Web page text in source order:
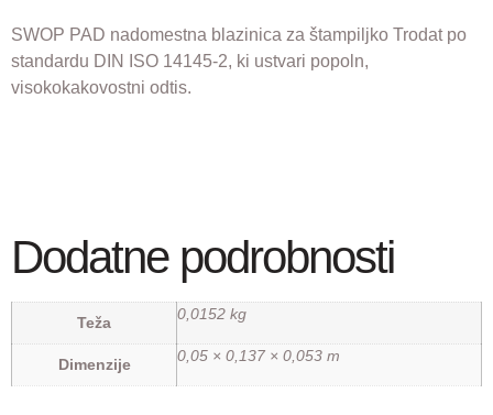
SWOP PAD nadomestna blazinica za štampiljko Trodat po
standardu DIN ISO 14145-2, ki ustvari popoln,
visokokakovostni odtis.
Dodatne podrobnosti
Teža 0,0152 kg
Dimenzije 0,05 × 0,137 × 0,053 m